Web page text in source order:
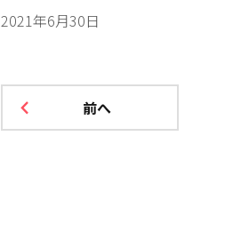
2021年6月30日
前へ